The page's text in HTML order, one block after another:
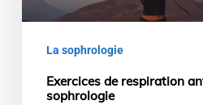
La sophrologie
Exercices de respiration
sophrologie